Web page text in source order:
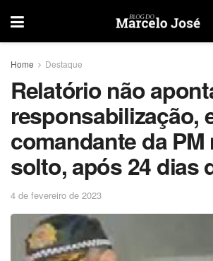
Home Destaque
Relatório não
responsabilização,
comandante da PM
solto, após 24 dias
4 de fevereiro de 2023